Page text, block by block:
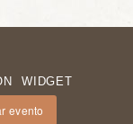
WIDGET
evento